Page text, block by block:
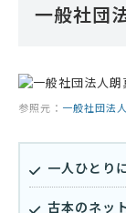
一般社団
参照元： 一般社団法
一人ひとり
古本のネッ